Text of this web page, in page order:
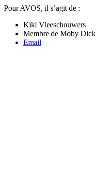
Pour AVOS, il s’agit de :
Kiki Vleeschouwers
Membre de Moby Dick
Email